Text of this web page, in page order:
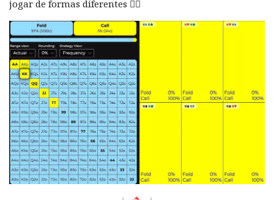
jogar de formas diferentes 🤷‍♂️